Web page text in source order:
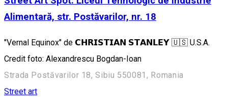
Alimentară, str. Postăvarilor, nr. 18
"Vernal Equinox" de 𝗖𝗛𝗥𝗜𝗦𝗧𝗜𝗔𝗡 𝗦𝗧𝗔𝗡𝗟𝗘𝗬 🇺🇸 U.S.A.
Credit foto: Alexandrescu Bogdan-Ioan
Strada Postăvarilor 18, Sibiu 550081, Romania
Street art